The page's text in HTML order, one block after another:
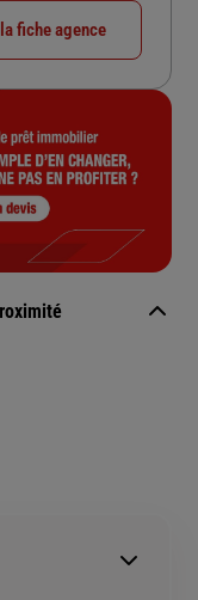
fiche agence